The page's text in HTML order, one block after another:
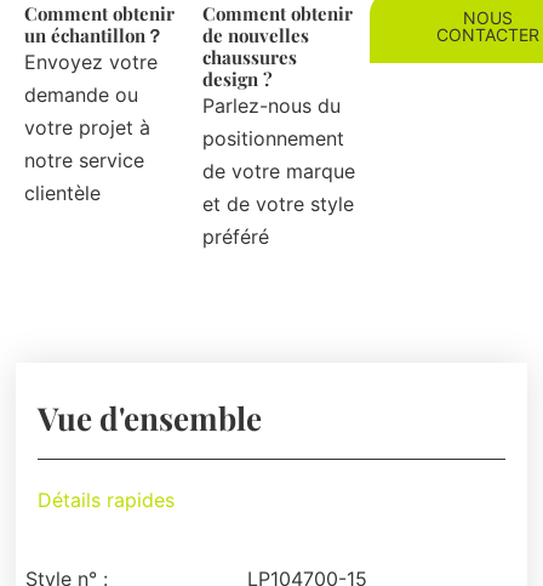
Comment obtenir
un échantillon？
Envoyez votre
demande ou
votre projet à
notre service
clientèle
Comment obtenir
de nouvelles
chaussures
design ?
Parlez-nous du
positionnement
de votre marque
et de votre style
préféré
NOUS
CONTACTER
Vue d'ensemble
Détails rapides
Style n° : LP104700-15